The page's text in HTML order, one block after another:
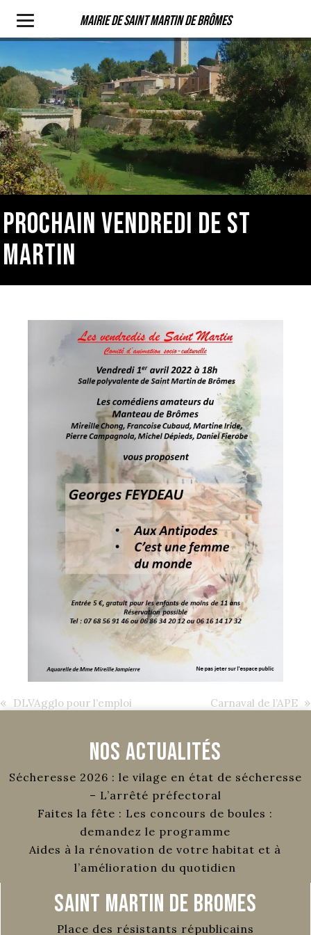
Mairie de Saint Martin de Brômes
PROCHAIN VENDREDI DE ST
MARTIN
« DLVAgglo pour l’emploi Carnaval de l’APE »
Nos Actualités
Sécheresse 2026 : le vilage en état de sécheresse
– L’arrêté préfectoral
Faites la fête : Les concours de boules :
demandez le programme
Aides à la rénovation de votre habitat et à
l’amélioration du quotidien
Saint Martin de Bromes
Place des résistants républicains